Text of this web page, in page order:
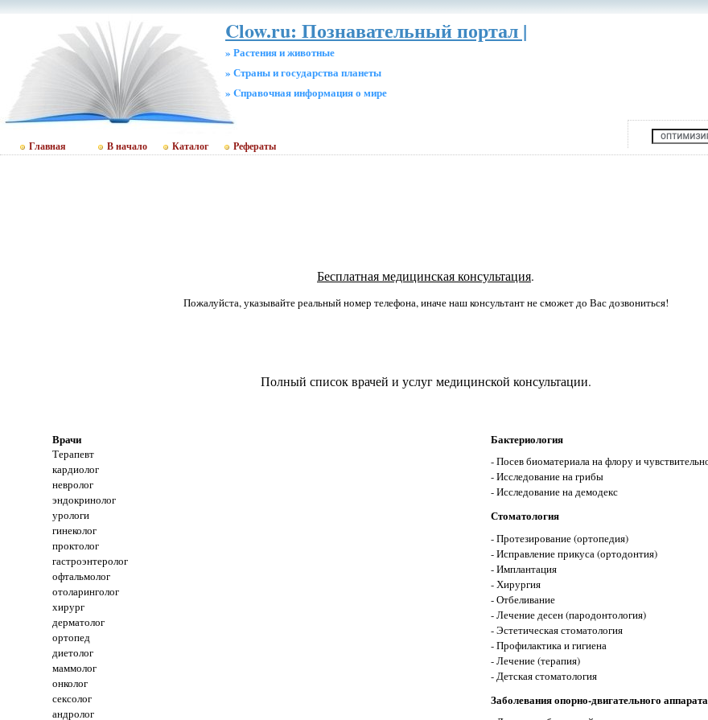
Clow.ru: Познавательный портал |
» Растения и животные
» Страны и государства планеты
» Cправочная информация о мире
Главная В начало Каталог Рефераты
Бесплатная медицинская консультация.
Пожалуйста, указывайте реальный номер телефона, иначе наш консультант не сможет до Вас дозвониться!
Полный список врачей и услуг медицинской консультации.
Врачи
Терапевт
кардиолог
невролог
эндокринолог
урологи
гинеколог
проктолог
гастроэнтеролог
офтальмолог
отоларинголог
хирург
дерматолог
ортопед
диетолог
маммолог
онколог
сексолог
андролог
Бактериология
- Посев биоматериала на флору и
- Исследование на грибы
- Исследование на демодекс
Стоматология
- Протезирование (ортопедия)
- Исправление прикуса (ортодонтия)
- Имплантация
- Хирургия
- Отбеливание
- Лечение десен (пародонтология)
- Эстетическая стоматология
- Профилактика и гигиена
- Лечение (терапия)
- Детская стоматология
Заболевания опорно-двигательного аппарата